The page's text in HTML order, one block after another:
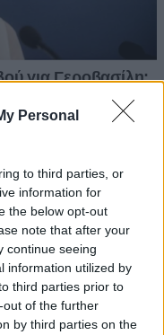
Personal
to third parties, or
information for
the below opt-out
note that after your
continue seeing
information utilized by
third parties prior to
of the further
by third parties on the